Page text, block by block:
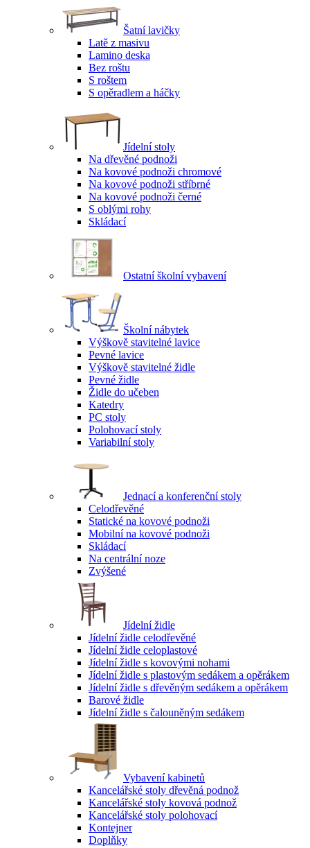
Šatní lavičky
Latě z masivu
Lamino deska
Bez roštu
S roštem
S opěradlem a háčky
Jídelní stoly
Na dřevěné podnoži
Na kovové podnoži chromové
Na kovové podnoži stříbrné
Na kovové podnoži černé
S oblými rohy
Skládací
Ostatní školní vybavení
Školní nábytek
Výškově stavitelné lavice
Pevné lavice
Výškově stavitelné židle
Pevné židle
Židle do učeben
Katedry
PC stoly
Polohovací stoly
Variabilní stoly
Jednací a konferenční stoly
Celodřevěné
Statické na kovové podnoži
Mobilní na kovové podnoži
Skládací
Na centrální noze
Zvýšené
Jídelní židle
Jídelní židle celodřevěné
Jídelní židle celoplastové
Jídelní židle s kovovými nohami
Jídelní židle s plastovým sedákem a opěrákem
Jídelní židle s dřevěným sedákem a opěrákem
Barové židle
Jídelní židle s čalouněným sedákem
Vybavení kabinetů
Kancelářské stoly dřevěná podnož
Kancelářské stoly kovová podnož
Kancelářské stoly polohovací
Kontejner
Doplňky